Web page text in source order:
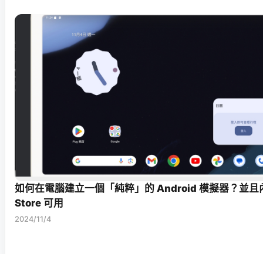
如何在電腦建立一個「純粹」的 Android 模擬器？並且
Store 可用
2024/11/4